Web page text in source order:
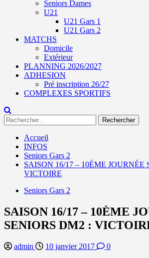
Seniors Dames
U21
U21 Gars 1
U21 Gars 2
MATCHS
Domicile
Extérieur
PLANNING 2026/2027
ADHESION
Pré inscription 26/27
COMPLEXES SPORTIFS
Rechercher :
Accueil
INFOS
Seniors Gars 2
SAISON 16/17 – 10ÈME JOURNÉE
VICTOIRE
Seniors Gars 2
SAISON 16/17 – 10ÈME
SENIORS DM2 :
admin 10 janvier 2017
0